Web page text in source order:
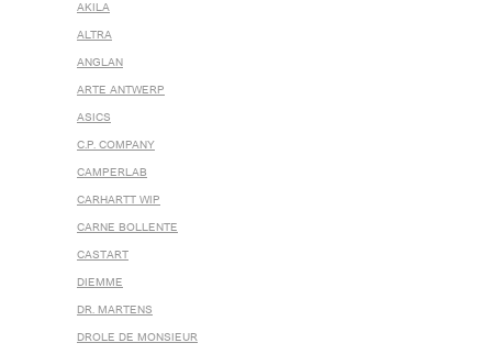
AKILA
ALTRA
ANGLAN
ARTE ANTWERP
ASICS
C.P. COMPANY
CAMPERLAB
CARHARTT WIP
CARNE BOLLENTE
CASTART
DIEMME
DR. MARTENS
DROLE DE MONSIEUR